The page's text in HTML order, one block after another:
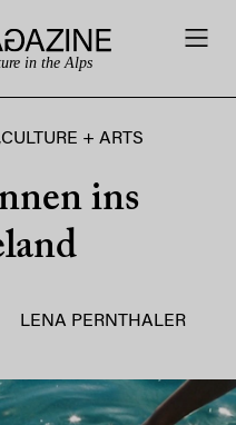
in the Alps
,CULTURE + ARTS
ins
LENA PERNTHALER